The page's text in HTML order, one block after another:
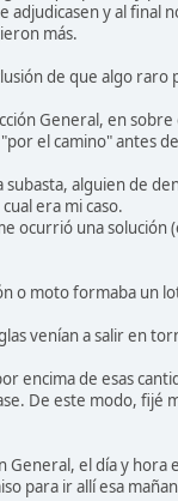
y al final
más.
de que algo
General, en
el camino" antes
alguien de
era mi caso.
ocurrió una
o moto formaba un
venían a salir en
encima de esas
De este modo, fijé
General, el día y
para ir allí esa